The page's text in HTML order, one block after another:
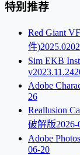
特别推荐
Red Giant
件)2025.0
Sim EKB
v2023.11.24
Adobe
26
Reallusion
破解版2026-
Adobe
06-20